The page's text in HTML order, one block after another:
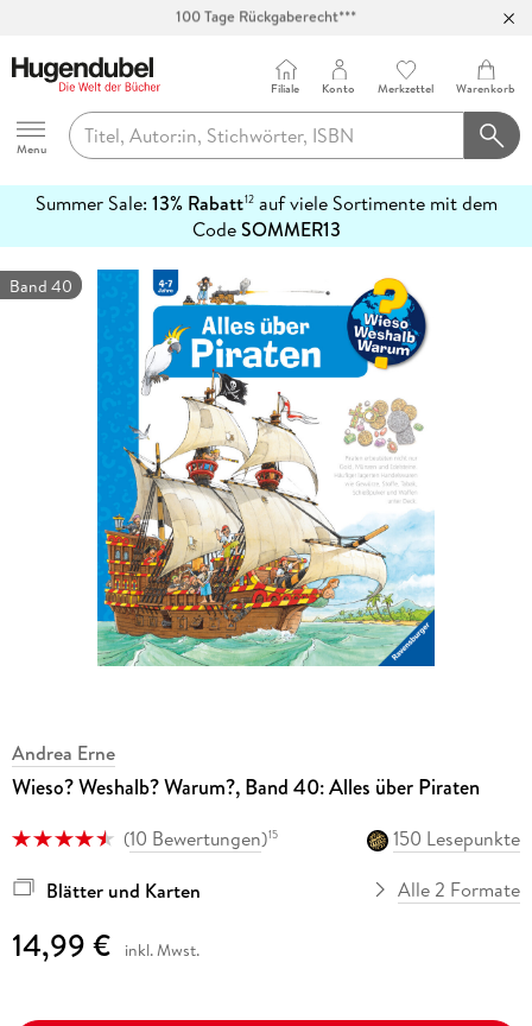
Abholung in über 100 Filialen
Hugendubel
Menu
Filiale Konto Merkzettel Warenkorb
Summer Sale: 13% Rabatt12auf viele Sortimente mit dem
CodeSOMMER13
erfahren
Band 40
Andrea Erne
Wieso? Weshalb? Warum?, Band 40: Alles über Piraten
(10 Bewertungen)15 150 Lesepunkte
Blätter und Karten Alle 2 Formate
14,99 € inkl. Mwst.